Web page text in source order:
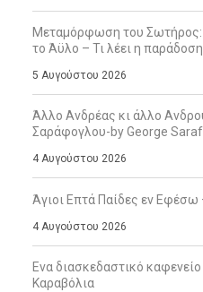
Μεταμόρφωση του Σωτήρος:
το Άϋλο – Τι λέει η παράδοση
5 Αυγούστου 2026
Άλλο Ανδρέας κι άλλο
Σαράφογλου-by George
4 Αυγούστου 2026
Άγιοι Επτά Παίδες εν
4 Αυγούστου 2026
Ενα διασκεδαστικό
Καραβόλια